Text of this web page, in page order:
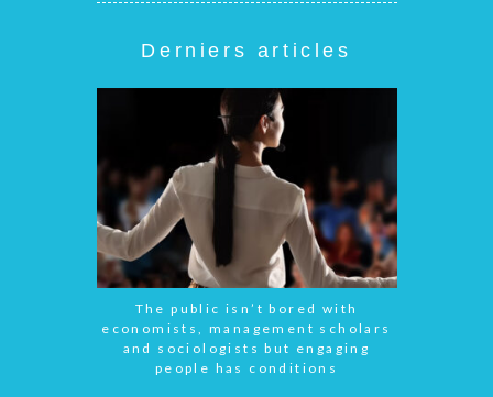
Derniers articles
The public isn’t bored with
economists, management scholars
and sociologists but engaging
people has conditions